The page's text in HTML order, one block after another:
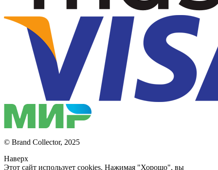
© Brand Collector, 2025
Наверх
Этот сайт использует cookies. Нажимая "Хорошо", вы